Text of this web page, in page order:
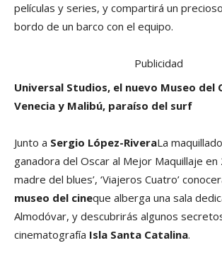
películas y series, y compartirá un
bordo de un barco con el equipo.
Publicidad
Universal Studios, el nuevo Museo del
Venecia y Malibú, paraíso del surf
Junto a Sergio López-RiveraLa
ganadora del Oscar al Mejor Maquillaje en
madre del blues’, ‘Viajeros Cuatro’
museo del cineque alberga una sala
Almodóvar, y descubrirás algunos
cinematografía Isla Santa Catalina.